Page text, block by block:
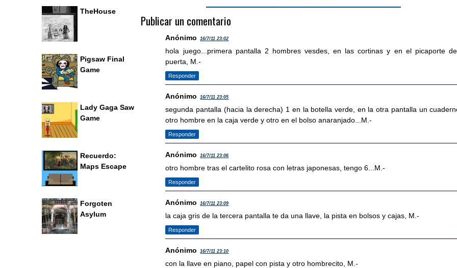
Publicar un comentario
Anónimo 16/7/11 23:02
hola juego...primera pantalla 2 hombres vesdes, en las cortinas y en el picaporte
puerta, M.-
Responder
Anónimo 16/7/11 23:05
segunda pantalla (hacia la derecha) 1 en la botella verde, en la otra pantalla un
otro hombre en la caja verde y otro en el bolso anaranjado...M.-
Responder
Anónimo 16/7/11 23:06
otro hombre tras el cartelito rosa con letras japonesas, tengo 6...M.-
Responder
Anónimo 16/7/11 23:09
la caja gris de la tercera pantalla te da una llave, la pista en bolsos y cajas, M.-
Responder
Anónimo 16/7/11 23:10
con la llave en piano, papel con pista y otro hombrecito, M.-
TheHouse
Pigsaw Final
Game
Lady Gaga Saw
Game
Recuerdo:
Maps Escape
Forgoten
Asylum